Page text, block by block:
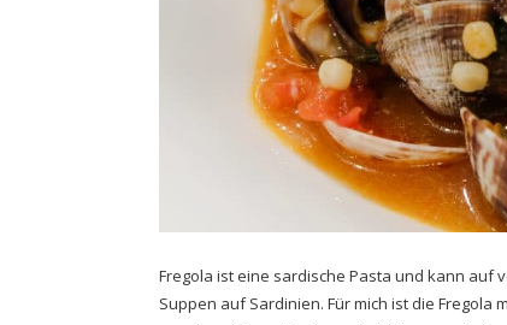
Fregola ist eine sardische Pasta und kann auf
Suppen auf Sardinien. Für mich ist die